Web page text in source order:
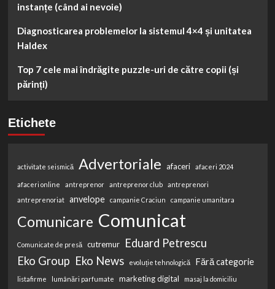
instanțe (când ai nevoie)
Diagnosticarea problemelor la sistemul 4×4 și unitatea
Haldex
Top 7 cele mai îndrăgite puzzle-uri de către copii (și
părinți)
Etichete
activitate seismică Advertoriale afaceri afaceri 2024
afaceri online antreprenor antreprenor club
antreprenori
antreprenoriat
anvelope campanie Craciun campanie umanitara
Comunicare Comunicat
Comunicate de presă cutremur
Eduard Petrescu
Eko Group Eko News evoluție tehnologică Fără categorie
listafirme lumânări parfumate marketing digital
masaj la domiciliu